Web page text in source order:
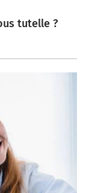
tutelle ?